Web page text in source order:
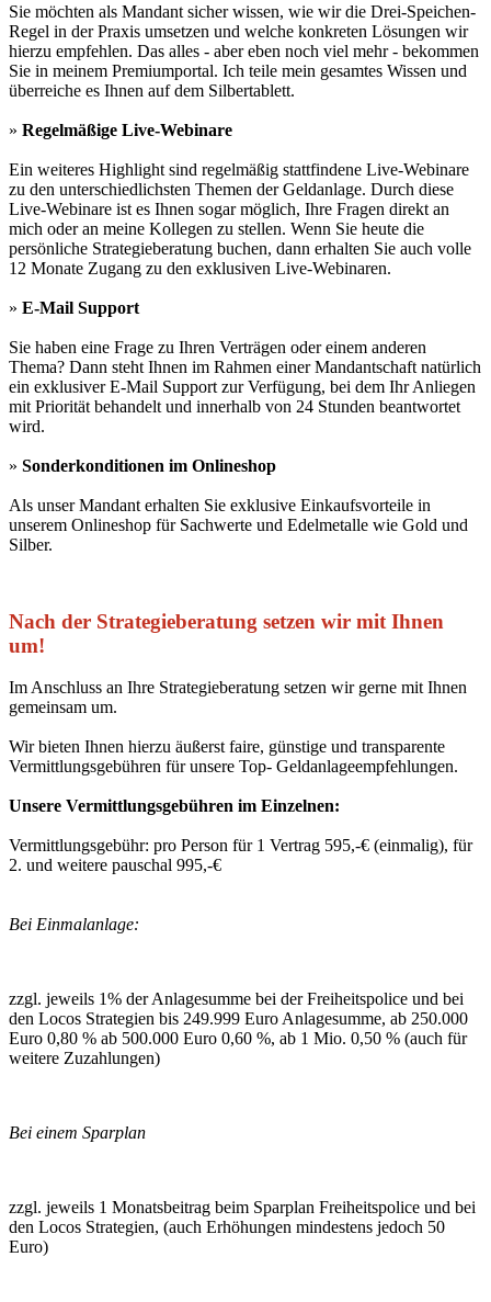
Sie möchten als Mandant sicher wissen, wie wir die Drei-Speichen-
Regel in der Praxis umsetzen und welche konkreten Lösungen wir
hierzu empfehlen. Das alles - aber eben noch viel mehr - bekommen
Sie in meinem Premiumportal. Ich teile mein gesamtes Wissen und
überreiche es Ihnen auf dem Silbertablett.
» Regelmäßige Live-Webinare
Ein weiteres Highlight sind regelmäßig stattfindene Live-Webinare
zu den unterschiedlichsten Themen der Geldanlage. Durch diese
Live-Webinare ist es Ihnen sogar möglich, Ihre Fragen direkt an
mich oder an meine Kollegen zu stellen. Wenn Sie heute die
persönliche Strategieberatung buchen, dann erhalten Sie auch volle
12 Monate Zugang zu den exklusiven Live-Webinaren.
» E-Mail Support
Sie haben eine Frage zu Ihren Verträgen oder einem anderen
Thema? Dann steht Ihnen im Rahmen einer Mandantschaft natürlich
ein exklusiver E-Mail Support zur Verfügung, bei dem Ihr Anliegen
mit Priorität behandelt und innerhalb von 24 Stunden beantwortet
wird.
» Sonderkonditionen im Onlineshop
Als unser Mandant erhalten Sie exklusive Einkaufsvorteile in
unserem Onlineshop für Sachwerte und Edelmetalle wie Gold und
Silber.
Nach der Strategieberatung setzen wir mit Ihnen
um!
Im Anschluss an Ihre Strategieberatung setzen wir gerne mit Ihnen
gemeinsam um.
Wir bieten Ihnen hierzu äußerst faire, günstige und transparente
Vermittlungsgebühren für unsere Top- Geldanlageempfehlungen.
Unsere Vermittlungsgebühren im Einzelnen:
Vermittlungsgebühr: pro Person für 1 Vertrag 595,-€ (einmalig), für
2. und weitere pauschal 995,-€
Bei Einmalanlage:
zzgl. jeweils 1% der Anlagesumme bei der Freiheitspolice und bei
den Locos Strategien bis 249.999 Euro Anlagesumme, ab 250.000
Euro 0,80 % ab 500.000 Euro 0,60 %, ab 1 Mio. 0,50 % (auch für
weitere Zuzahlungen)
Bei einem Sparplan
zzgl. jeweils 1 Monatsbeitrag beim Sparplan Freiheitspolice und bei
den Locos Strategien, (auch Erhöhungen mindestens jedoch 50
Euro)